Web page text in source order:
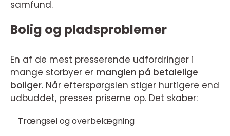
samfund.
Bolig og pladsproblemer
En af de mest presserende udfordringer i
mange storbyer er manglen på betalelige
boliger. Når efterspørgslen stiger hurtigere end
udbuddet, presses priserne op. Det skaber:
Trængsel og overbelægning